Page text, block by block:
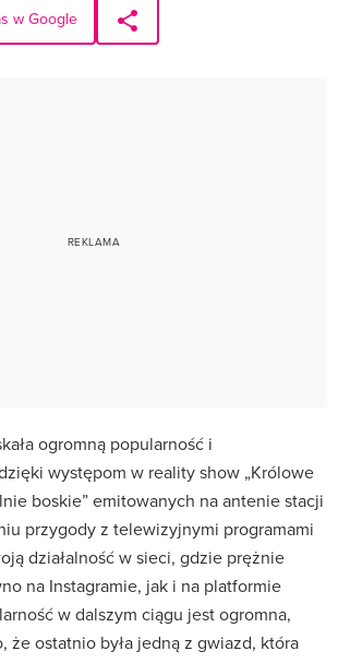
w Google
ogromną popularność i
występom w reality show „Królowe
boskie” emitowanych na antenie stacji
przygody z telewizyjnymi programami
działalność w sieci, gdzie prężnie
na Instagramie, jak i na platformie
w dalszym ciągu jest ogromna,
że ostatnio była jedną z gwiazd, która